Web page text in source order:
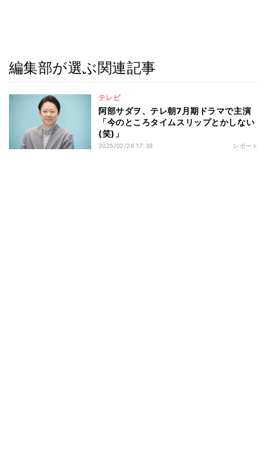
編集部が選ぶ関連記事
テレビ
阿部サダヲ、テレ朝7月期ドラマで主演
「今のところタイムスリップとかしない
(笑)」
2025/02/26 17:39 レポート